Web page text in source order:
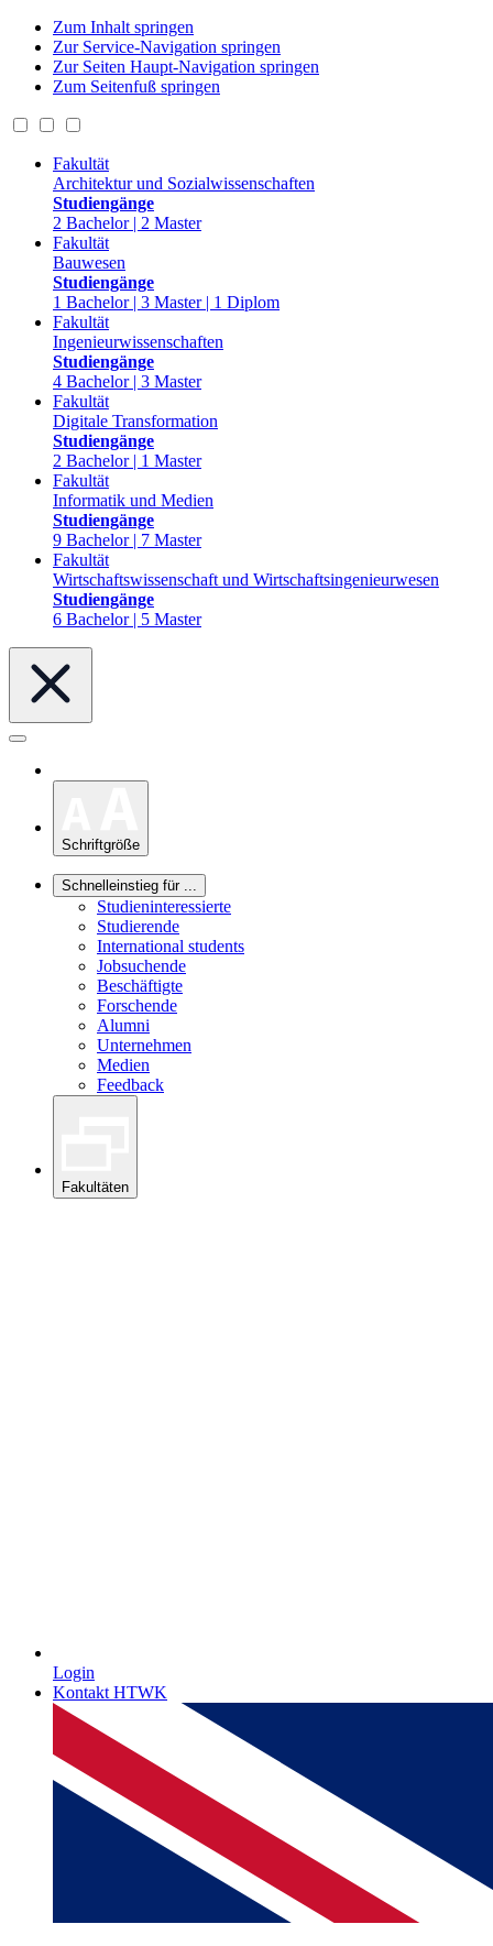
Zum Inhalt springen
Zur Service-Navigation springen
Zur Seiten Haupt-Navigation springen
Zum Seitenfuß springen
Fakultät
Architektur und Sozialwissenschaften
Studiengänge
2 Bachelor | 2 Master
Fakultät
Bauwesen
Studiengänge
1 Bachelor | 3 Master | 1 Diplom
Fakultät
Ingenieurwissenschaften
Studiengänge
4 Bachelor | 3 Master
Fakultät
Digitale Transformation
Studiengänge
2 Bachelor | 1 Master
Fakultät
Informatik und Medien
Studiengänge
9 Bachelor | 7 Master
Fakultät
Wirtschaftswissenschaft und Wirtschaftsingenieurwesen
Studiengänge
6 Bachelor | 5 Master
Schriftgröße
Schnelleinstieg für ...
Studieninteressierte
Studierende
International students
Jobsuchende
Beschäftigte
Forschende
Alumni
Unternehmen
Medien
Feedback
Fakultäten
Login
Kontakt HTWK